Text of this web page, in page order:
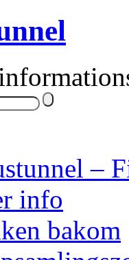
–
info
bakom